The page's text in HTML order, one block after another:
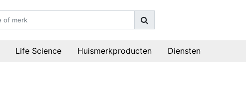
Life Science Huismerkproducten Diensten